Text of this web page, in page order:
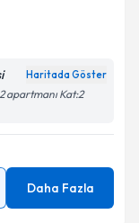
belirtilen
Haritada Göster
apartmanı Kat:2
Daha Fazla